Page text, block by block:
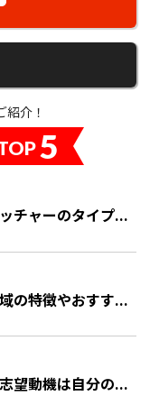
介！
5
チャーのタイプ...
の特徴やおすす...
望動機は自分の...